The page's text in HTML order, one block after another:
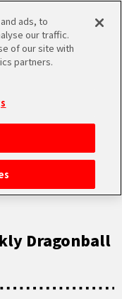
MEN
Dragonball
ads, to
our traffic.
of our site with
partners.